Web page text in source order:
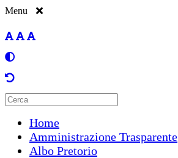
Menu
Home
Amministrazione Trasparente
Albo Pretorio